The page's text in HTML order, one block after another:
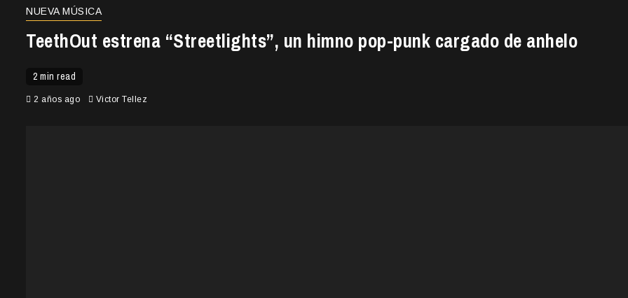
NUEVA MÚSICA
TeethOut estrena “Streetlights”, un himno pop-punk cargado de anhelo
2 min read
2 años ago Victor Tellez